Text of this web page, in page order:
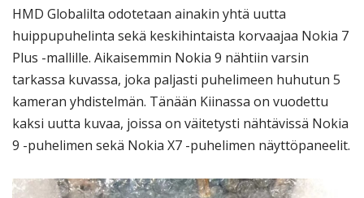
HMD Globalilta odotetaan ainakin yhtä uutta
huippupuhelinta sekä keskihintaista korvaajaa Nokia 7
Plus -mallille. Aikaisemmin Nokia 9 nähtiin varsin
tarkassa kuvassa, joka paljasti puhelimeen huhutun 5
kameran yhdistelmän. Tänään Kiinassa on vuodettu
kaksi uutta kuvaa, joissa on väitetysti nähtävissä Nokia
9 -puhelimen sekä Nokia X7 -puhelimen näyttöpaneelit.